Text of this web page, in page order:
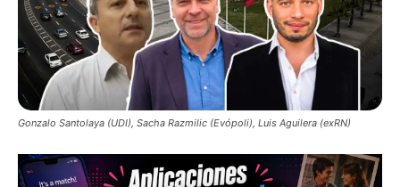
Gonzalo Santolaya (UDI), Sacha Razmilic (Evópoli), Luis Aguilera (exRN)